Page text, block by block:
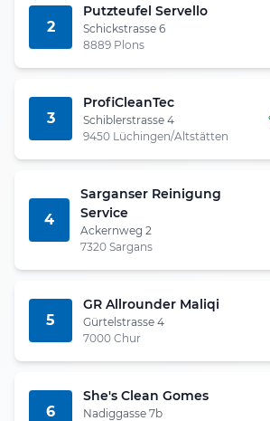
2
Putzteufel Servello
Schickstrasse 6
8889 Plons
3
ProfiCleanTec
Schiblerstrasse 4
9450 Lüchingen/Altstätten
4
Sarganser Reinigung
Service
Ackernweg 2
7320 Sargans
5
GR Allrounder Maliqi
Gürtelstrasse 4
7000 Chur
6
She's Clean Gomes
Nadiggasse 7b